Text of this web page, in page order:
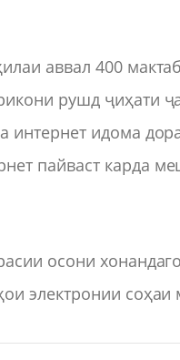
аввал 400
рушд ҷиҳати
интернет идома
пайваст карда
осони
электронии соҳаи